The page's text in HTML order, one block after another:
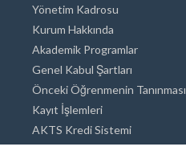
Yönetim Kadrosu
Kurum Hakkında
Akademik Programlar
Genel Kabul Şartları
Önceki Öğrenmenin Tanınması
Kayıt İşlemleri
AKTS Kredi Sistemi